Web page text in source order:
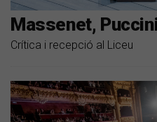
Massenet,
Crítica i recepció al Liceu